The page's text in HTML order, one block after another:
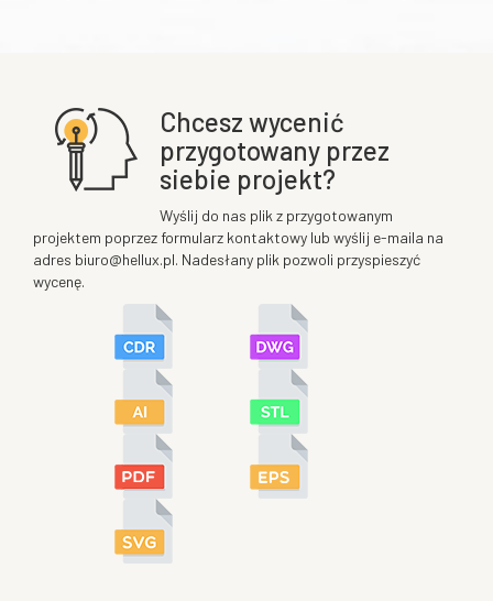
Chcesz wycenić
przygotowany przez
siebie projekt?
Wyślij do nas plik z przygotowanym
projektem poprzez formularz kontaktowy lub wyślij e-maila na
adres biuro@hellux.pl. Nadesłany plik pozwoli przyspieszyć
wycenę.